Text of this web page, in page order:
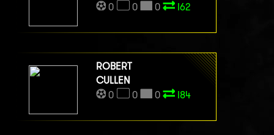
0
0 0 I62
ROBERT
CULLEN
0
0 0 I84